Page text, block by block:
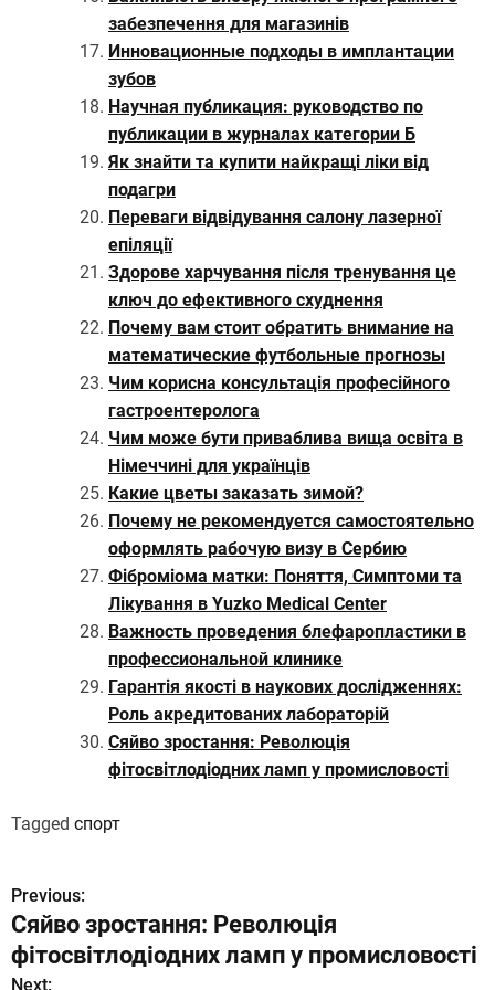
забезпечення для магазинів
Инновационные подходы в имплантации
зубов
Научная публикация: руководство по
публикации в журналах категории Б
Як знайти та купити найкращі ліки від
подагри
Переваги відвідування салону лазерної
епіляції
Здорове харчування після тренування це
ключ до ефективного схуднення
Почему вам стоит обратить внимание на
математические футбольные прогнозы
Чим корисна консультація професійного
гастроентеролога
Чим може бути приваблива вища освіта в
Німеччині для українців
Какие цветы заказать зимой?
Почему не рекомендуется самостоятельно
оформлять рабочую визу в Сербию
Фіброміома матки: Поняття, Симптоми та
Лікування в Yuzko Medical Center
Важность проведения блефаропластики в
профессиональной клинике
Гарантія якості в наукових дослідженнях:
Роль акредитованих лабораторій
Сяйво зростання: Революція
фітосвітлодіодних ламп у промисловості
Tagged спорт
Н
а
Previous:
Сяйво зростання: Революція
фітосвітлодіодних ламп у промисловості
Next: